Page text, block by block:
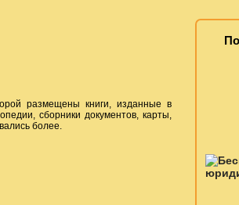
размещены книги, изданные в
сборники документов, карты,
более.